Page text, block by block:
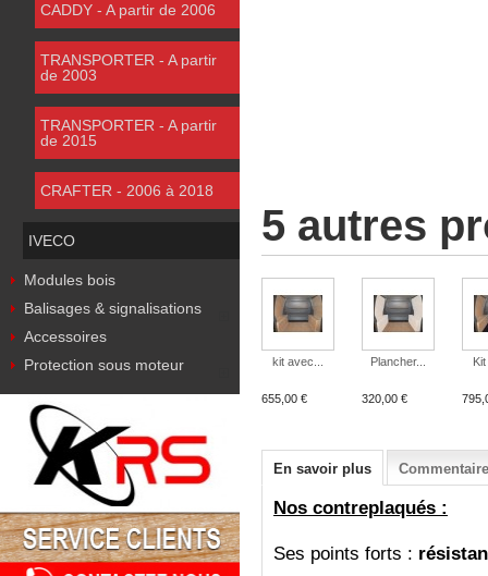
CADDY - A partir de 2006
TRANSPORTER - A partir
de 2003
TRANSPORTER - A partir
de 2015
CRAFTER - 2006 à 2018
IVECO
Modules bois
Balisages & signalisations
Accessoires
Protection sous moteur
5 autres
kit avec...
655,00 €
Plancher...
320,00 €
En savoir plus
Nos contreplaqués :
Ses points forts :